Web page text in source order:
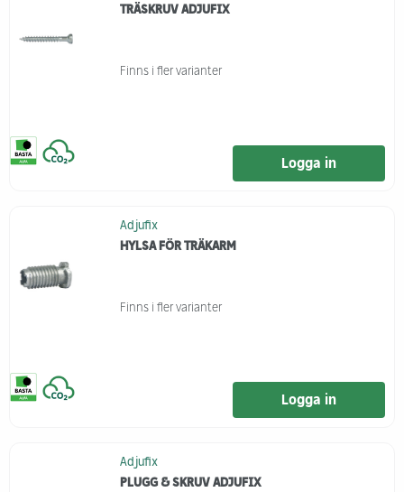
TRÄSKRUV ADJUFIX
Finns i fler varianter
Logga in
Adjufix
HYLSA FÖR TRÄKARM
Finns i fler varianter
Logga in
Adjufix
PLUGG & SKRUV ADJUFIX